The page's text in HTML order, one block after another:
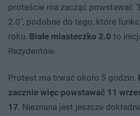
proteście ma zacząć powstawać
2.0", podobne do tego, które
roku. Białe miasteczko 2.0 to
Rezydentów.
Protest ma trwać około 5 godzin.
zacznie więc powstawać 11
17. Nieznana jest jeszcze